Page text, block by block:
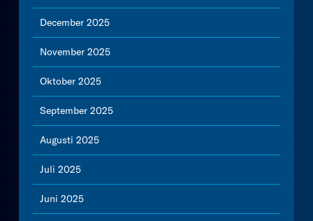
December 2025
November 2025
Oktober 2025
September 2025
Augusti 2025
Juli 2025
Juni 2025